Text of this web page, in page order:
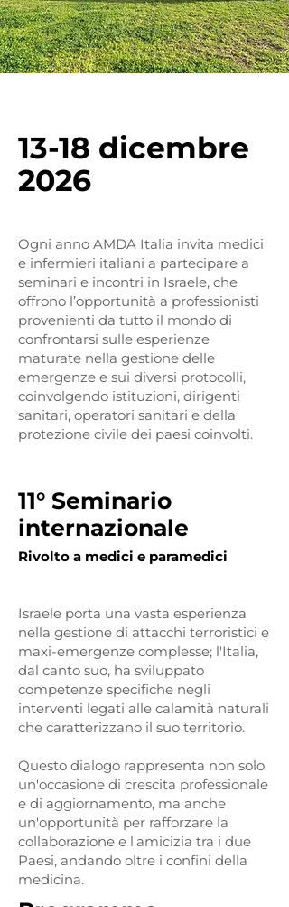
13-18 dicembre
2026
Ogni anno AMDA Italia invita medici
e infermieri italiani a partecipare a
seminari e incontri in Israele, che
offrono l’opportunità a professionisti
provenienti da tutto il mondo di
confrontarsi sulle esperienze
maturate nella gestione delle
emergenze e sui diversi protocolli,
coinvolgendo istituzioni, dirigenti
sanitari, operatori sanitari e della
protezione civile dei paesi coinvolti.
11° Seminario
internazionale
Rivolto a medici e paramedici
Israele porta una vasta esperienza
nella gestione di attacchi terroristici e
maxi-emergenze complesse; l'Italia,
dal canto suo, ha sviluppato
competenze specifiche negli
interventi legati alle calamità naturali
che caratterizzano il suo territorio.
Questo dialogo rappresenta non solo
un'occasione di crescita professionale
e di aggiornamento, ma anche
un'opportunità per rafforzare la
collaborazione e l'amicizia tra i due
Paesi, andando oltre i confini della
medicina.